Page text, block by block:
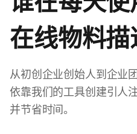
在线物料描
从初创企业创始人到企业
依靠我们的工具创建引人
并节省时间。